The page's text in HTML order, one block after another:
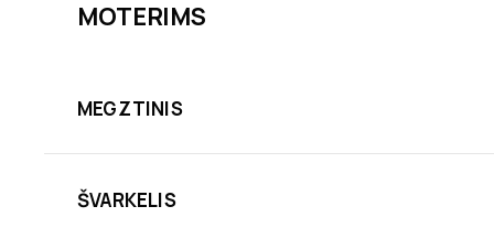
MOTERIMS
MEGZTINIS
ŠVARKELIS